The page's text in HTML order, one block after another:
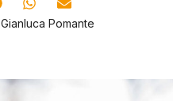
Gianluca Pomante